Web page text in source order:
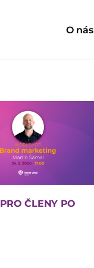
O nás
PRO ČLENY PO